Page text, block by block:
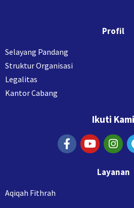
Profil
Selayang Pandang
Struktur Organisasi
Legalitas
Kantor Cabang
Ikuti Kami
Layanan
Aqiqah Fithrah